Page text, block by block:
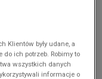
frazy.
(usuń mniej
Klientów były udane, a
do ich potrzeb. Robimy to
wszystkich danych
informacje o